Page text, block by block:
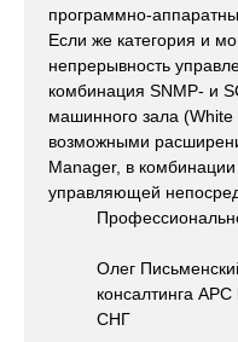
программно-
Если же категория и
непрерывность
комбинация SNMP- и
машинного зала
возможными
Manager, в комбинации
управляющей
Олег
консалтинга
СНГ